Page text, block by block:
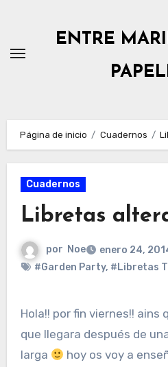
contenido
ENTRE
Página de inicio Cuadernos
Cuadernos
Libretas
por Noe
enero 24,
#Garden Party, #Libretas
Hola!! por fin viernes!! ains que falta que hacía
que llegara después de
larga
hoy os voy a